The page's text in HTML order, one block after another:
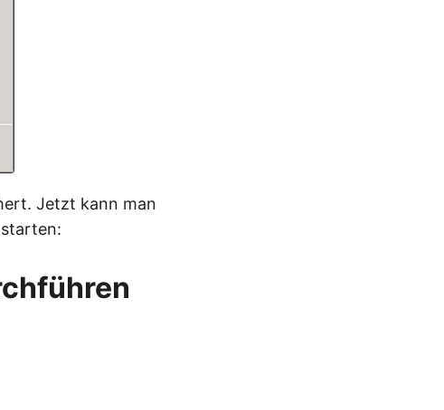
Jetzt kann man